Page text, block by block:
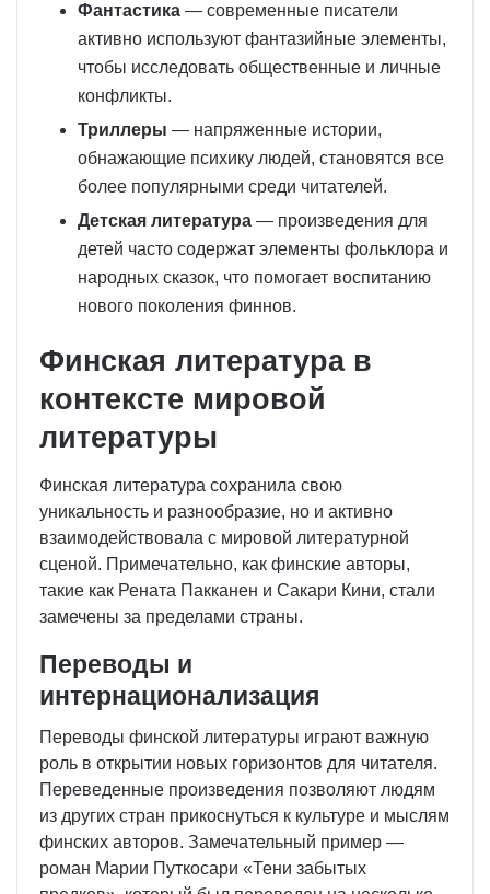
Фантастика — современные писатели
активно используют фантазийные элементы,
чтобы исследовать общественные и личные
конфликты.
Триллеры — напряженные истории,
обнажающие психику людей, становятся все
более популярными среди читателей.
Детская литература — произведения для
детей часто содержат элементы фольклора и
народных сказок, что помогает воспитанию
нового поколения финнов.
Финская литература в
контексте мировой
литературы
Финская литература сохранила свою
уникальность и разнообразие, но и активно
взаимодействовала с мировой литературной
сценой. Примечательно, как финские авторы,
такие как Рената Пакканен и Сакари Кини, стали
замечены за пределами страны.
Переводы и
интернационализация
Переводы финской литературы играют важную
роль в открытии новых горизонтов для читателя.
Переведенные произведения позволяют людям
из других стран прикоснуться к культуре и мыслям
финских авторов. Замечательный пример —
роман Марии Путкосари «Тени забытых